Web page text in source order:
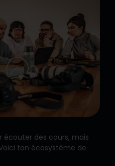
écouter des cours, mais
ton écosystème de